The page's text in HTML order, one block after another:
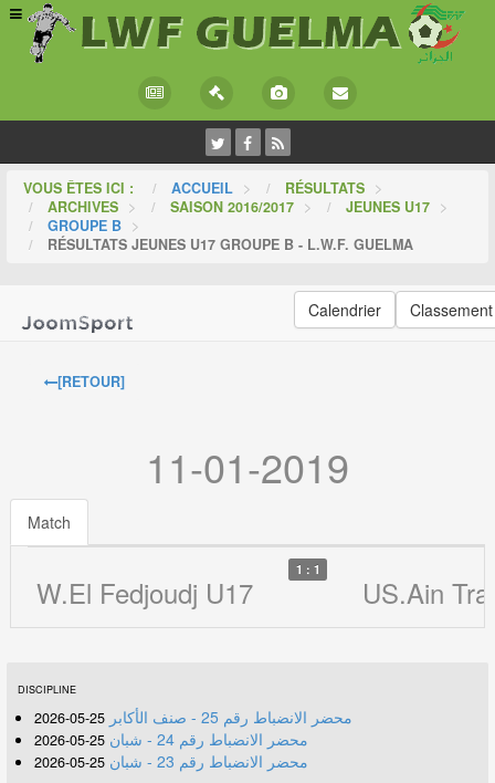
VOUS ÊTES ICI : ACCUEIL > RÉSULTATS >
ARCHIVES > SAISON 2016/2017 > JEUNES U17 >
GROUPE B >
RÉSULTATS JEUNES U17 GROUPE B - L.W.F. GUELMA
Calendrier Classement
[RETOUR]
11-01-2019
Match
W.El Fedjoudj U17
1 : 1
US.Ain
DISCIPLINE
محضر الانضباط رقم 25 - صنف الأكابر 25-05-2026
محضر الانضباط رقم 24 - شبان 25-05-2026
محضر الانضباط رقم 23 - شبان 25-05-2026